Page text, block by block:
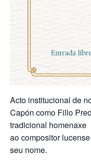
Acto institucional de
Capón como Fillo
tradicional homenaxe
ao compositor
seu nome.